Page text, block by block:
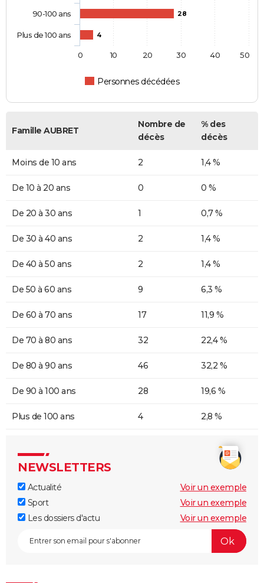
28
4
Personnes décédées
90-100 ans
Plus de 100 ans
0 10 20 30 40 50
Famille AUBRET
Nombre de
décès
% des
décès
Moins de 10 ans 2 1,4 %
De 10 à 20 ans 0 0 %
De 20 à 30 ans 1 0,7 %
De 30 à 40 ans 2 1,4 %
De 40 à 50 ans 2 1,4 %
De 50 à 60 ans 9 6,3 %
De 60 à 70 ans 17 11,9 %
De 70 à 80 ans 32 22,4 %
De 80 à 90 ans 46 32,2 %
De 90 à 100 ans 28 19,6 %
Plus de 100 ans 4 2,8 %
NEWSLETTERS
Actualité
Voir un exemple
Sport
Voir un exemple
Les dossiers d'actu
Voir un exemple